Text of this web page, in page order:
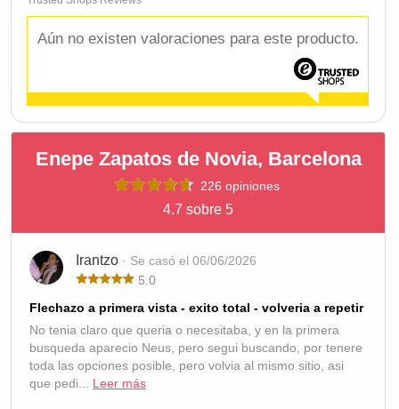
Aún no existen valoraciones para este producto.
Enepe Zapatos de Novia, Barcelona
226 opiniones
4.7 sobre 5
Irantzo · Se casó el 06/06/2026
5.0
Flechazo a primera vista - exito total - volveria a repetir
No tenia claro que queria o necesitaba, y en la primera
busqueda aparecio Neus, pero segui buscando, por tenere
toda las opciones posible, pero volvia al mismo sitio, asi
que pedi... Leer más